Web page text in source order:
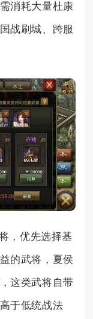
消耗大量杜康
战刷城、跨服
，优先选择基
的武将，夏侯
这类武将自带
于低统战法